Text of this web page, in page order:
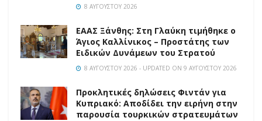
8 ΑΥΓΟΎΣΤΟΥ 2026
EAAΣ Ξάνθης: Στη Γλαύκη τιμήθηκε ο
Άγιος Καλλίνικος – Προστάτης των
Ειδικών Δυνάμεων του Στρατού
8 ΑΥΓΟΎΣΤΟΥ 2026 - UPDATED ON 9 ΑΥΓΟΎΣΤΟΥ 2026
Προκλητικές δηλώσεις Φιντάν για
Κυπριακό: Αποδίδει την ειρήνη στην
παρουσία τουρκικών στρατευμάτων